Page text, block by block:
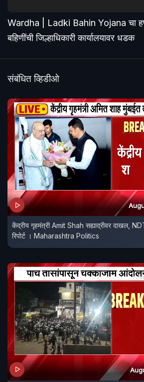
Wardha | Ladki Bahin Yojana चा
बहिणींची जिल्हाधिकारी कार्यालयावर धडक
संबंधित व्हिडीओ
केंद्रीय गृहमंत्री Amit Shah सह्याद्रीवर दाखल,
रिपोर्ट । Maharashtra Politics